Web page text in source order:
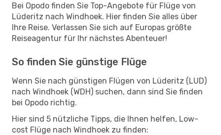
Bei Opodo finden Sie Top-Angebote für Flüge von
Lüderitz nach Windhoek. Hier finden Sie alles über
Ihre Reise. Verlassen Sie sich auf Europas größte
Reiseagentur für Ihr nächstes Abenteuer!
So finden Sie günstige Flüge
Wenn Sie nach günstigen Flügen von Lüderitz (LUD)
nach Windhoek (WDH) suchen, dann sind Sie finden
bei Opodo richtig.
Hier sind 5 nützliche Tipps, die Ihnen helfen, Low-
cost Flüge nach Windhoek zu finden: